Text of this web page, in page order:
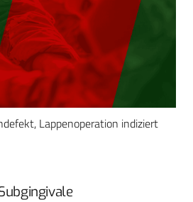
Lappenoperation indiziert